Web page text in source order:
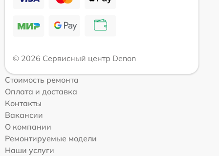
© 2026 Сервисный центр Denon
Стоимость ремонта
Оплата и доставка
Контакты
Вакансии
О компании
Ремонтируемые модели
Наши услуги